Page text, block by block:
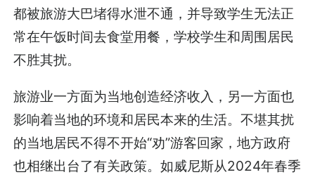
都被旅游大巴堵得水泄不通，并导致学生无法正
常在午饭时间去食堂用餐，学校学生和周围居民
不胜其扰。
旅游业一方面为当地创造经济收入，另一方面也
影响着当地的环境和居民本来的生活。不堪其扰
的当地居民不得不开始“劝”游客回家，地方政府
也相继出台了有关政策。如威尼斯从2024年春季